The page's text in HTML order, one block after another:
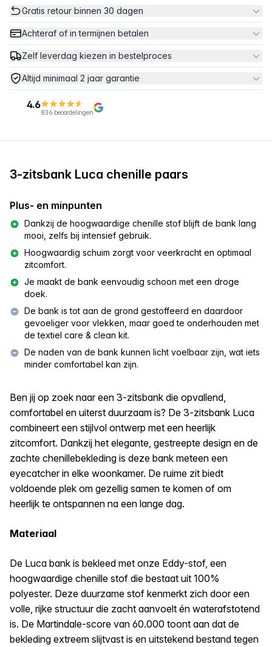
Gratis retour binnen 30 dagen
Achteraf of in termijnen betalen
Zelf leverdag kiezen in bestelproces
Altijd minimaal 2 jaar garantie
4.6
836 beoordelingen
3-zitsbank Luca chenille paars
Plus- en minpunten
Dankzij de hoogwaardige chenille stof blijft de bank lang
mooi, zelfs bij intensief gebruik.
Hoogwaardig schuim zorgt voor veerkracht en optimaal
zitcomfort.
Je maakt de bank eenvoudig schoon met een droge
doek.
De bank is tot aan de grond gestoffeerd en daardoor
gevoeliger voor vlekken, maar goed te onderhouden met
de textiel care & clean kit.
De naden van de bank kunnen licht voelbaar zijn, wat iets
minder comfortabel kan zijn.
Ben jij op zoek naar een 3-zitsbank die opvallend,
comfortabel en uiterst duurzaam is? De 3-zitsbank Luca
combineert een stijlvol ontwerp met een heerlijk
zitcomfort. Dankzij het elegante, gestreepte design en de
zachte chenillebekleding is deze bank meteen een
eyecatcher in elke woonkamer. De ruime zit biedt
voldoende plek om gezellig samen te komen of om
heerlijk te ontspannen na een lange dag.
Materiaal
De Luca bank is bekleed met onze Eddy-stof, een
hoogwaardige chenille stof die bestaat uit 100%
polyester. Deze duurzame stof kenmerkt zich door een
volle, rijke structuur die zacht aanvoelt én waterafstotend
is. De Martindale-score van 60.000 toont aan dat de
bekleding extreem slijtvast is en uitstekend bestand tegen